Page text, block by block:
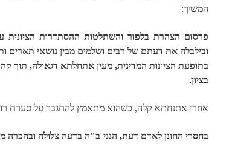
המשיך:
פרסום הצהרת בלפור והשתלטות ההסתדרות הציונית
ובילבלה את דעתם של רבים ושלמים מבין נושאי תארים
בתופעת הציונות המדינית, מעין אתחלתא דגאולה, תוך
בציון.
אחרי אתנחתא קלה, כשהוא מתאמץ להתגבר על סערת
בחסדי החונן לאדם דעת, הנני ב"ה בדעה צלולה ובהכרה